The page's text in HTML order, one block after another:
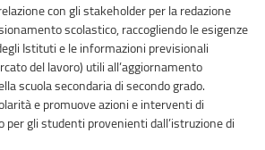
con gli stakeholder per la redazione
scolastico, raccogliendo le esigenze
Istituti e le informazioni previsionali
del lavoro) utili all’aggiornamento
scuola secondaria di secondo grado.
e promuove azioni e interventi di
gli studenti provenienti dall’istruzione di